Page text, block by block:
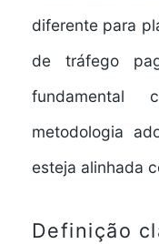
diferente para
de tráfego
metodologia
esteja alinhada
Definição